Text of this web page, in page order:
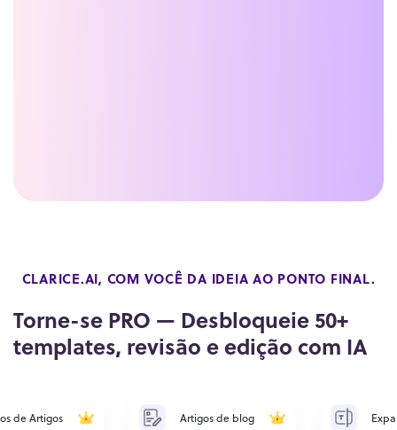
CLARICE.AI, COM VOCÊ DA IDEIA AO PONTO FINAL.
Torne-se PRO — Desbloqueie 50+
templates, revisão e edição com IA
de Artigos Artigos de blog